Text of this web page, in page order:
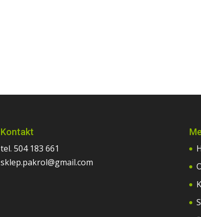
Kontakt
tel. 504 183 661
sklep.pakrol@gmail.com